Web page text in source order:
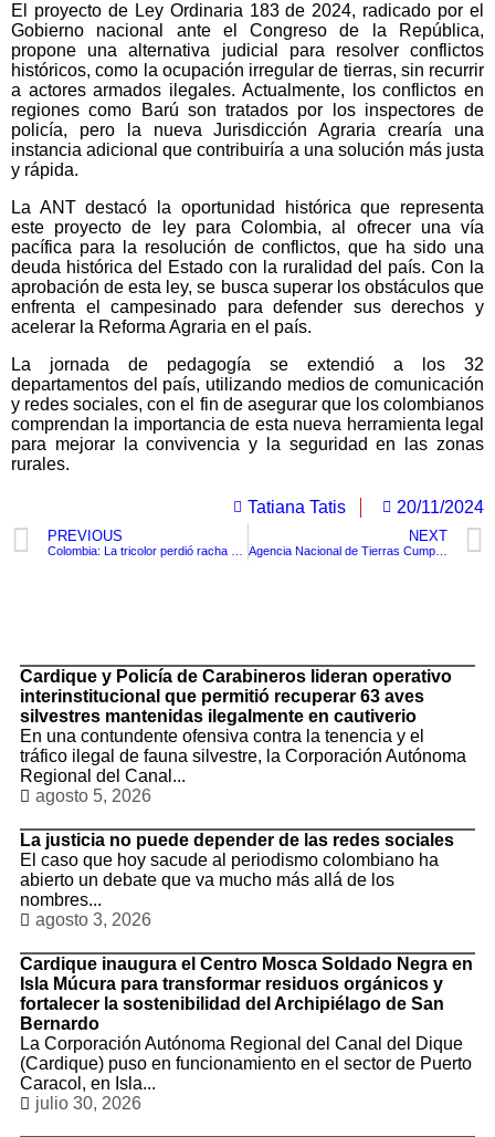
El proyecto de Ley Ordinaria 183 de 2024, radicado por el
Gobierno nacional ante el Congreso de la República,
propone una alternativa judicial para resolver conflictos
históricos, como la ocupación irregular de tierras, sin recurrir
a actores armados ilegales. Actualmente, los conflictos en
regiones como Barú son tratados por los inspectores de
policía, pero la nueva Jurisdicción Agraria crearía una
instancia adicional que contribuiría a una solución más justa
y rápida.
La ANT destacó la oportunidad histórica que representa
este proyecto de ley para Colombia, al ofrecer una vía
pacífica para la resolución de conflictos, que ha sido una
deuda histórica del Estado con la ruralidad del país. Con la
aprobación de esta ley, se busca superar los obstáculos que
enfrenta el campesinado para defender sus derechos y
acelerar la Reforma Agraria en el país.
La jornada de pedagogía se extendió a los 32
departamentos del país, utilizando medios de comunicación
y redes sociales, con el fin de asegurar que los colombianos
comprendan la importancia de esta nueva herramienta legal
para mejorar la convivencia y la seguridad en las zonas
rurales.
Tatiana Tatis 20/11/2024
PREVIOUS NEXT
Agencia Nacional de Tierras Cumple Compromisos Ambientales para la Recuperación de Islas del Rosario y Archipiélago de San Bernardo
Cardique y Policía de Carabineros lideran operativo
interinstitucional que permitió recuperar 63 aves
silvestres mantenidas ilegalmente en cautiverio
En una contundente ofensiva contra la tenencia y el
tráfico ilegal de fauna silvestre, la Corporación Autónoma
Regional del Canal...
agosto 5, 2026
La justicia no puede depender de las redes sociales
El caso que hoy sacude al periodismo colombiano ha
abierto un debate que va mucho más allá de los
nombres...
agosto 3, 2026
Cardique inaugura el Centro Mosca Soldado Negra en
Isla Múcura para transformar residuos orgánicos y
fortalecer la sostenibilidad del Archipiélago de San
Bernardo
La Corporación Autónoma Regional del Canal del Dique
(Cardique) puso en funcionamiento en el sector de Puerto
Caracol, en Isla...
julio 30, 2026